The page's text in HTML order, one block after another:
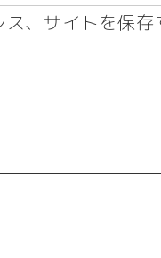
、サイトを保存